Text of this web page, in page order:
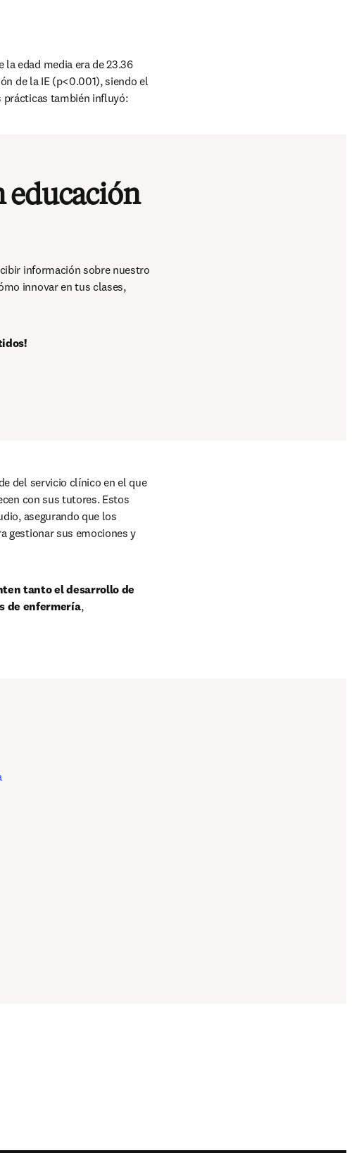
edad media era de 23.36
de la IE (p<0.001), siendo el
prácticas también influyó:
educación
información sobre nuestro
, solicitar pruebas de nuestros productos o descubrir cómo innovar en tus clases,
del servicio clínico en el que
con sus tutores. Estos
asegurando que los
gestionar sus emociones y
tanto el desarrollo de
de enfermería,